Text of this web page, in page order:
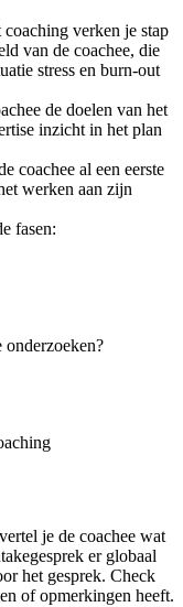
verken je stap
van de coachee, die
stress en burn-out
de doelen van het
inzicht in het plan
coachee al een eerste
werken aan zijn
fasen:
je de coachee wat
er globaal
het gesprek. Check
of opmerkingen heeft.